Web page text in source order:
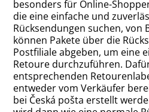
besonders für Online-
die eine einfache und
Rücksendungen suchen, von
können Pakete über die
Postfiliale abgeben, um eine
Retoure durchzuführen.
entsprechenden
entweder vom Verkäufer
bei Česká pošta erstellt